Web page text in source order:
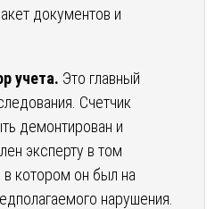
документов и
учета. Это главный
Счетчик
демонтирован и
эксперту в том
в котором он был на
нарушения.